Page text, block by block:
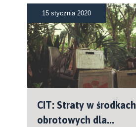
15 stycznia 2020
CIT: Straty w środkach
obrotowych dla...